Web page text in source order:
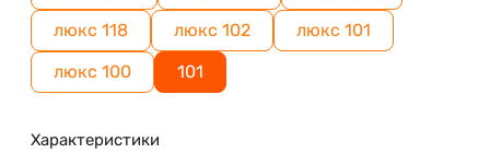
люкс 118
люкс 102
люкс 101
люкс 100
101
Характеристики